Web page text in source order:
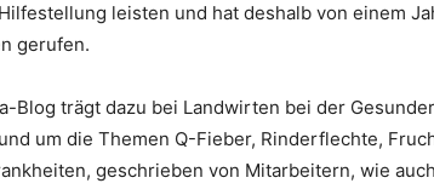
leisten und hat deshalb von einem
gerufen.
Blog trägt dazu bei Landwirten bei der
um die Themen Q-Fieber, Rinderflechte,
geschrieben von Mitarbeitern, wie